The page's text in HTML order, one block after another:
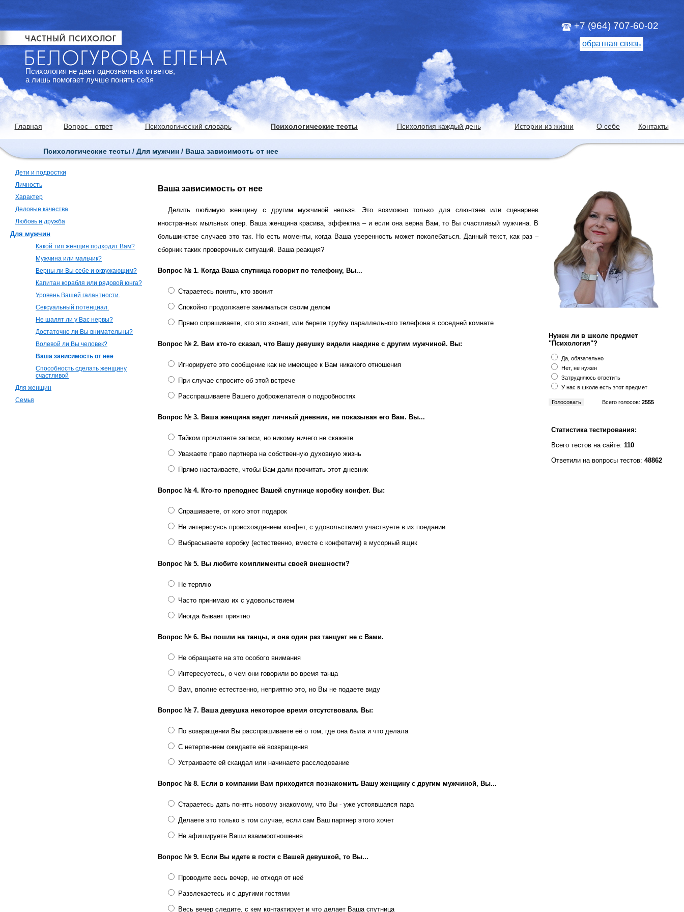
Психология не дает однозначных ответов,
а лишь помогает лучше понять себя
+7 (964) 707-60-02
обратная связь
Главная Вопрос - ответ Психологический словарь Психологические тесты Психология каждый день Истории из жизни О себе Контакты
Психологические тесты / Для мужчин / Ваша зависимость от нее
Дети и подростки
Личность
Характер
Деловые качества
Любовь и дружба
Для мужчин
Какой тип женщин подходит Вам?
Мужчина или мальчик?
Верны ли Вы себе и окружающим?
Капитан корабля или рядовой юнга?
Уровень Вашей галантности.
Сексуальный потенциал.
Не шалят ли у Вас нервы?
Достаточно ли Вы внимательны?
Волевой ли Вы человек?
Ваша зависимость от нее
Способность сделать женщину
счастливой
Для женщин
Семья
Ваша зависимость от нее
Делить любимую женщину с другим мужчиной нельзя. Это возможно только для слюнтяев или сценариев
иностранных мыльных опер. Ваша женщина красива, эффектна – и если она верна Вам, то Вы счастливый мужчина. В
большинстве случаев это так. Но есть моменты, когда Ваша уверенность может поколебаться. Данный текст, как раз –
сборник таких проверочных ситуаций. Ваша реакция?
Вопрос № 1. Когда Ваша спутница говорит по телефону, Вы...
Стараетесь понять, кто звонит
Спокойно продолжаете заниматься своим делом
Прямо спрашиваете, кто это звонит, или берете трубку параллельного телефона в соседней комнате
Вопрос № 2. Вам кто-то сказал, что Вашу девушку видели наедине с другим мужчиной. Вы:
Игнорируете это сообщение как не имеющее к Вам никакого отношения
При случае спросите об этой встрече
Расспрашиваете Вашего доброжелателя о подробностях
Вопрос № 3. Ваша женщина ведет личный дневник, не показывая его Вам. Вы...
Тайком прочитаете записи, но никому ничего не скажете
Уважаете право партнера на собственную духовную жизнь
Прямо настаиваете, чтобы Вам дали прочитать этот дневник
Вопрос № 4. Кто-то преподнес Вашей спутнице коробку конфет. Вы:
Спрашиваете, от кого этот подарок
Не интересуясь происхождением конфет, с удовольствием участвуете в их поедании
Выбрасываете коробку (естественно, вместе с конфетами) в мусорный ящик
Вопрос № 5. Вы любите комплименты своей внешности?
Не терплю
Часто принимаю их с удовольствием
Иногда бывает приятно
Вопрос № 6. Вы пошли на танцы, и она один раз танцует не с Вами.
Не обращаете на это особого внимания
Интересуетесь, о чем они говорили во время танца
Вам, вполне естественно, неприятно это, но Вы не подаете виду
Вопрос № 7. Ваша девушка некоторое время отсутствовала. Вы:
По возвращении Вы расспрашиваете её о том, где она была и что делала
С нетерпением ожидаете её возвращения
Устраиваете ей скандал или начинаете расследование
Вопрос № 8. Если в компании Вам приходится познакомить Вашу женщину с другим мужчиной, Вы...
Стараетесь дать понять новому знакомому, что Вы - уже устоявшаяся пара
Делаете это только в том случае, если сам Ваш партнер этого хочет
Не афишируете Ваши взаимоотношения
Вопрос № 9. Если Вы идете в гости с Вашей девушкой, то Вы...
Проводите весь вечер, не отходя от неё
Развлекаетесь и с другими гостями
Весь вечер следите, с кем контактирует и что делает Ваша спутница
Нужен ли в школе предмет
"Психология"?
Да, обязательно
Нет, не нужен
Затрудняюсь ответить
У нас в школе есть этот предмет
Всего голосов: 2555
Статистика тестирования:
Всего тестов на сайте: 110
Ответили на вопросы тестов: 48862